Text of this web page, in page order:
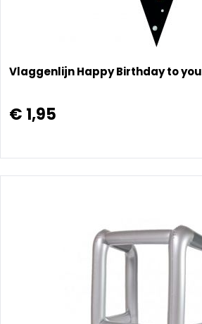
Vlaggenlijn Happy Birthday to you
€ 1,95